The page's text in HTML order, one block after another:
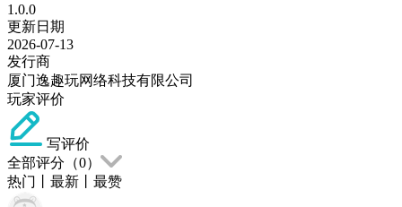
1.0.0
更新日期
2026-07-13
发行商
厦门逸趣玩网络科技有限公司
玩家评价
写评价
全部评分（0）
热门
最新 最赞